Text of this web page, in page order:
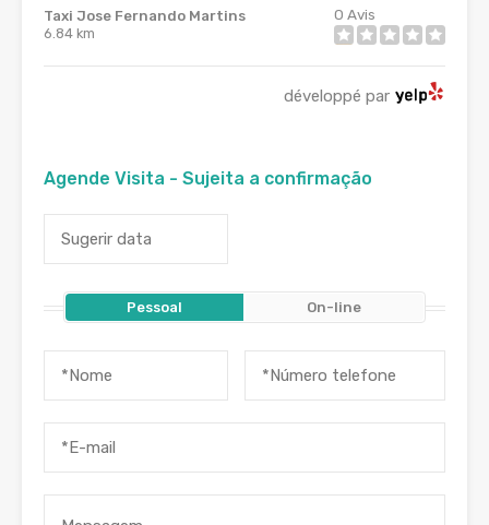
Taxi Jose Fernando Martins
6.84 km
0 Avis
développé par
Agende Visita - Sujeita a confirmação
Pessoal On-line